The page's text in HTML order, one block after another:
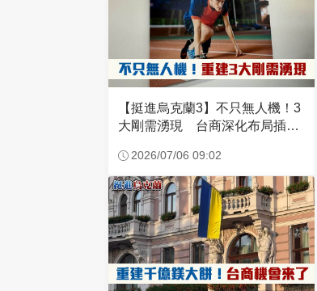
【挺進烏克蘭3】不只無人機！3
大剛需湧現 台商深化布局插旗
2026/07/06 09:02